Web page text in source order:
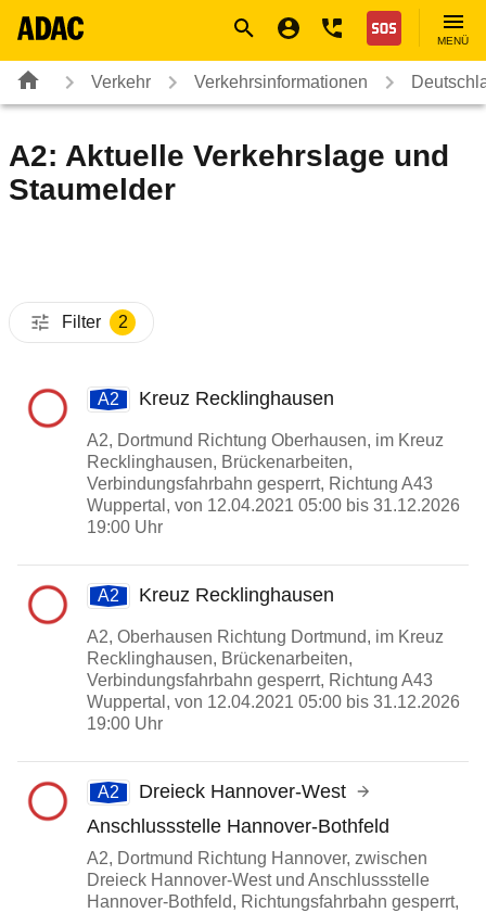
Nothilfe
MENÜ
Verkehr Verkehrsinformationen
A2: Aktuelle Verkehrslage und
Staumelder
Filter 2
A2 Kreuz Recklinghausen
A2, Dortmund Richtung Oberhausen, im Kreuz
Recklinghausen, Brückenarbeiten,
Verbindungsfahrbahn gesperrt, Richtung A43
Wuppertal, von 12.04.2021 05:00 bis 31.12.2026
19:00 Uhr
A2 Kreuz Recklinghausen
A2, Oberhausen Richtung Dortmund, im Kreuz
Recklinghausen, Brückenarbeiten,
Verbindungsfahrbahn gesperrt, Richtung A43
Wuppertal, von 12.04.2021 05:00 bis 31.12.2026
19:00 Uhr
A2
Dreieck Hannover-West
Anschlussstelle Hannover-Bothfeld
A2, Dortmund Richtung Hannover, zwischen
Dreieck Hannover-West und Anschlussstelle
Hannover-Bothfeld, Richtungsfahrbahn gesperrt,